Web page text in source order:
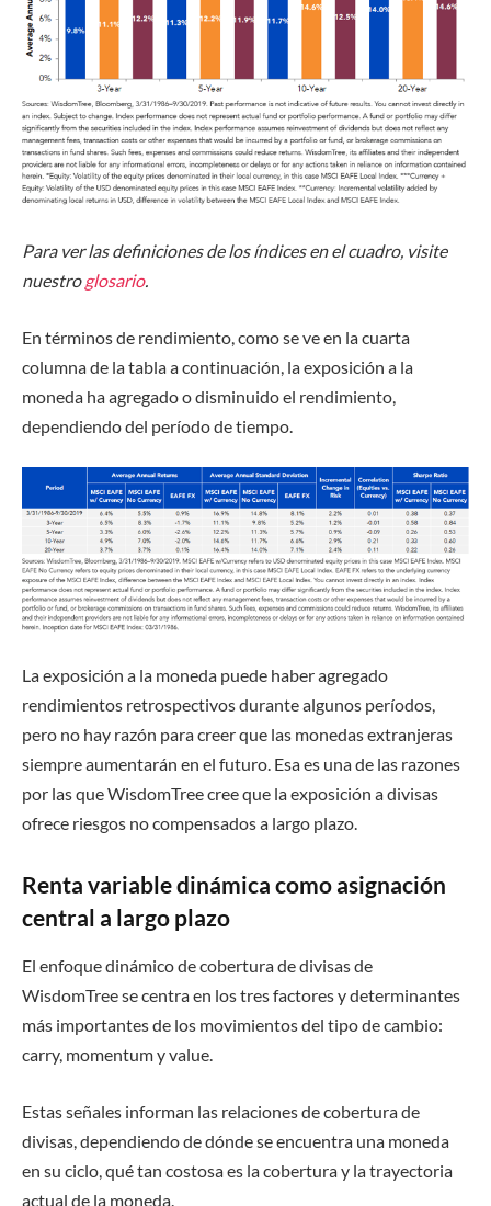
Para ver las definiciones de los índices en el cuadro, visite
nuestroglosario.
En términos de rendimiento, como se ve en la cuarta
columna de la tabla a continuación, la exposición a la
moneda ha agregado o disminuido el rendimiento,
dependiendo del período de tiempo.
La exposición a la moneda puede haber agregado
rendimientos retrospectivos durante algunos períodos,
pero no hay razón para creer que las monedas extranjeras
siempre aumentarán en el futuro. Esa es una de las razones
por las que WisdomTree cree que la exposición a divisas
ofrece riesgos no compensados ​​a largo plazo.
Renta variable dinámica como asignación
central a largo plazo
El enfoque dinámico de cobertura de divisas de
WisdomTree se centra en los tres factores y determinantes
más importantes de los movimientos del tipo de cambio:
carry, momentum y value.
Estas señales informan las relaciones de cobertura de
divisas, dependiendo de dónde se encuentra una moneda
en su ciclo, qué tan costosa es la cobertura y la trayectoria
actual de la moneda.